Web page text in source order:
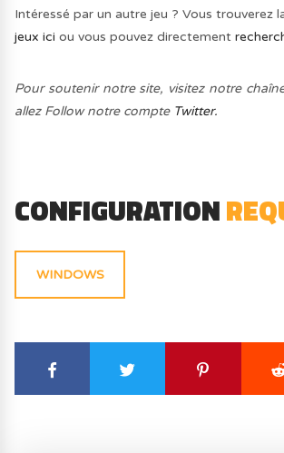
Intéressé par un autre jeu ? Vous trouverez
jeux ici ou vous pouvez directement
Pour soutenir notre site, visitez notre
allez Follow notre compte Twitter.
CONFIGURATION
WINDOWS